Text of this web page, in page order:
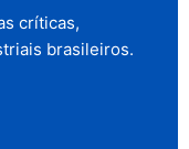
críticas,
brasileiros.